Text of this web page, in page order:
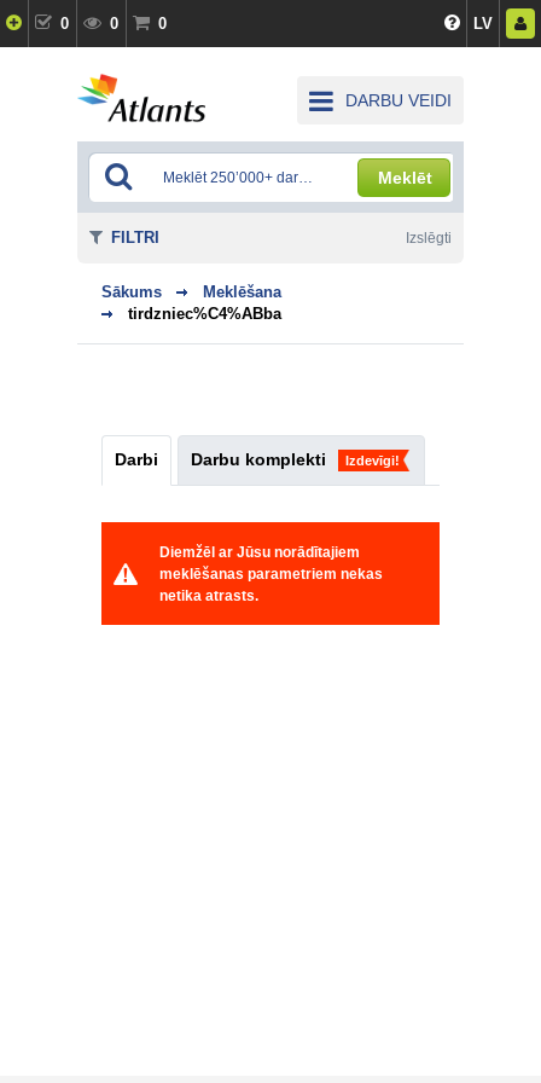
0 0 0 LV
DARBU VEIDI
Meklēt
Sākums
Meklēšana
tirdzniec%C4%ABba
Darbi Darbu komplekti Izdevīgi!
Diemžēl ar Jūsu norādītajiem
meklēšanas parametriem nekas
netika atrasts.
FILTRI Izslēgti